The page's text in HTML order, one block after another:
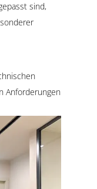
sind,
Anforderungen